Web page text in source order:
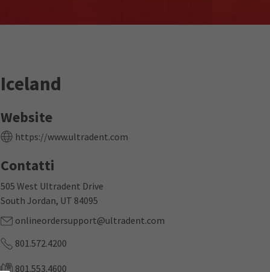
Iceland
Website
https://www.ultradent.com
Contatti
505 West Ultradent Drive
South Jordan, UT 84095
onlineordersupport@ultradent.com
801.572.4200
801.553.4600